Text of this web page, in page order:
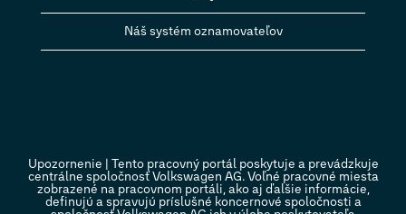
Náš systém oznamovateľov
Upozornenie | Tento pracovný portál poskytuje a prevádzkuje
centrálne spoločnosť Volkswagen AG. Voľné pracovné miesta
zobrazené na pracovnom portáli, ako aj ďalšie informácie,
definujú a spravujú príslušné koncernové spoločnosti a